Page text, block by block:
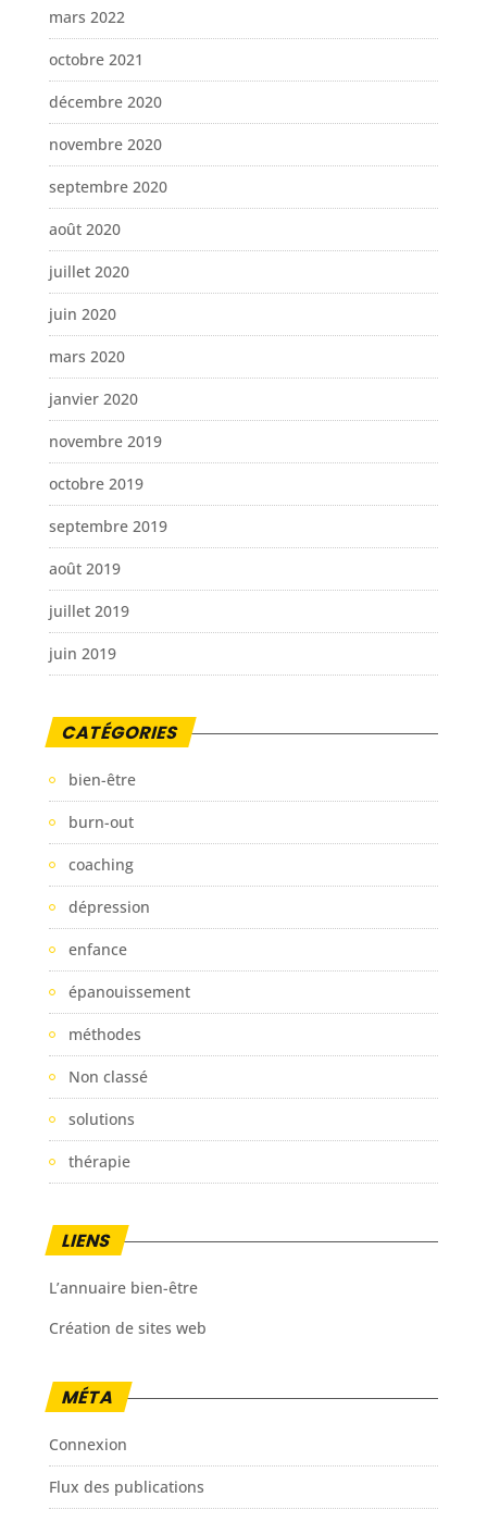
mars 2022
octobre 2021
décembre 2020
novembre 2020
septembre 2020
août 2020
juillet 2020
juin 2020
mars 2020
janvier 2020
novembre 2019
octobre 2019
septembre 2019
août 2019
juillet 2019
juin 2019
CATÉGORIES
bien-être
burn-out
coaching
dépression
enfance
épanouissement
méthodes
Non classé
solutions
thérapie
LIENS
L’annuaire bien-être
Création de sites web
MÉTA
Connexion
Flux des publications